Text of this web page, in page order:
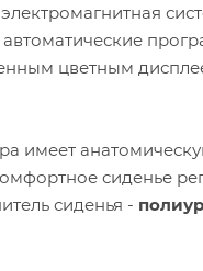
цветным
имеет
сиденье
сиденья -